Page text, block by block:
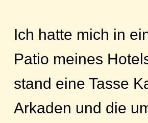
Ich hatte mich in
Patio meines
stand eine Tasse
Arkaden und die